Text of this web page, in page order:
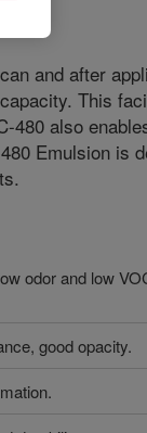
and after
This
also
Emulsion is
odor and low
good opacity.